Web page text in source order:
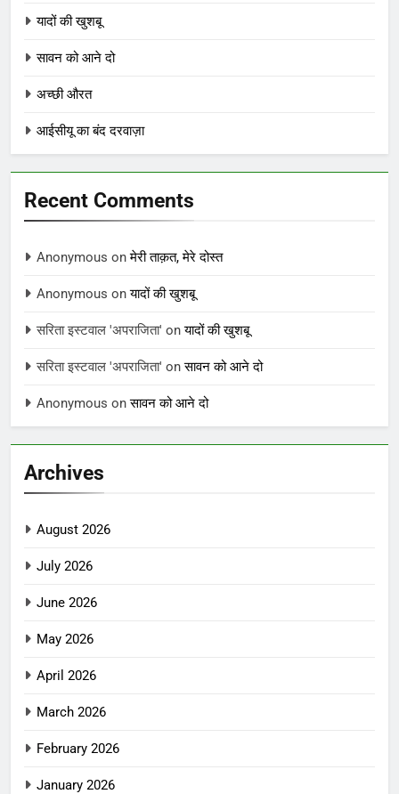
यादों की खुशबू
सावन को आने दो
अच्छी औरत
आईसीयू का बंद दरवाज़ा
Recent Comments
Anonymous onमेरी ताक़त, मेरे दोस्त
Anonymous onयादों की खुशबू
सरिता इस्टवाल 'अपराजिता' onयादों की खुशबू
सरिता इस्टवाल 'अपराजिता' onसावन को आने दो
Anonymous onसावन को आने दो
Archives
August 2026
July 2026
June 2026
May 2026
April 2026
March 2026
February 2026
January 2026